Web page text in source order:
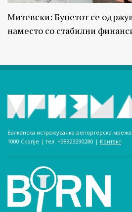
Митевски: Буџетот се
наместо со стабилни
Балканска истражувачка репортерска
1000 Скопје | тел. +38923290280­ | Контакт